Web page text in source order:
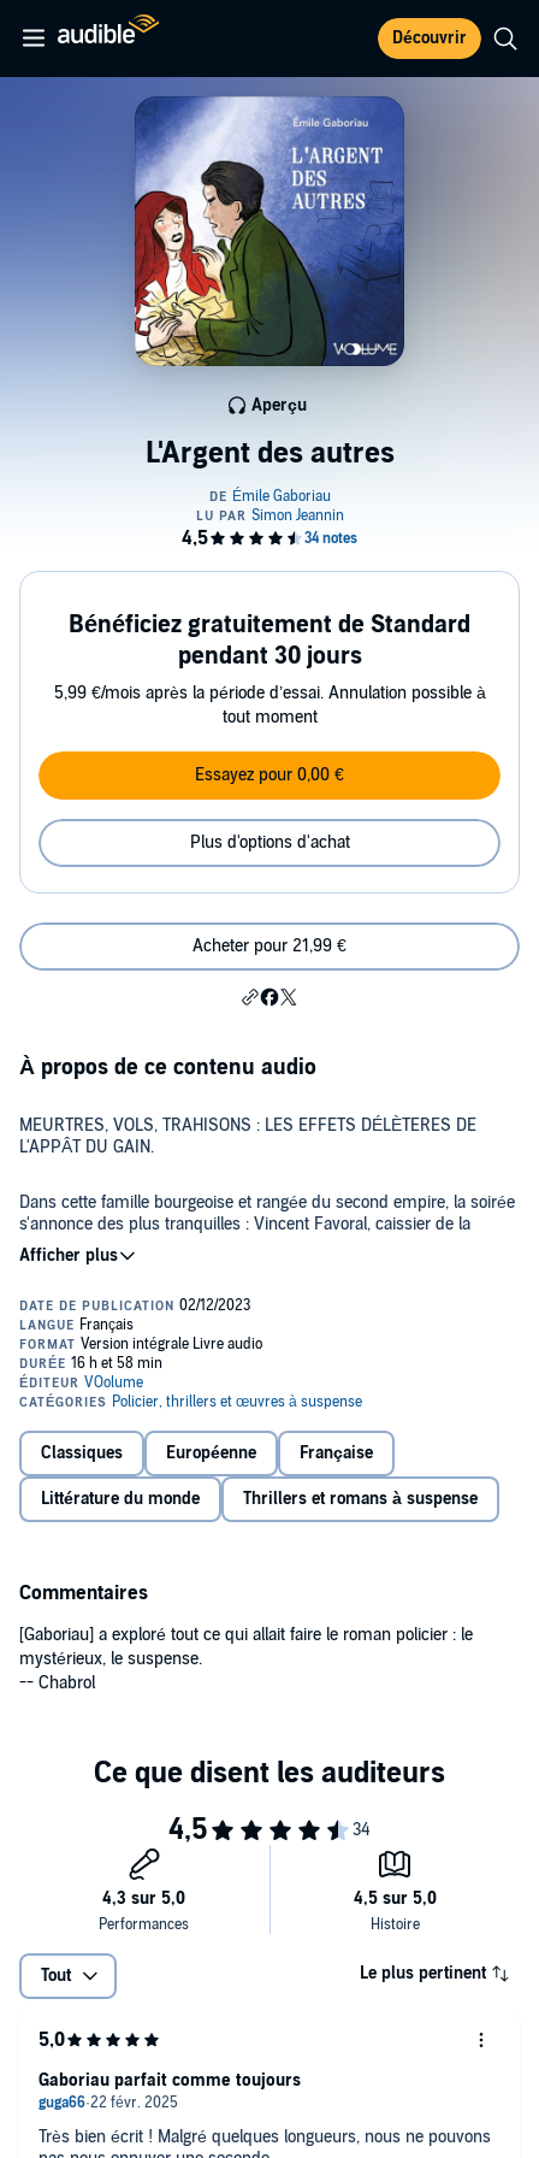
Découvrir
L'Argent des autres
Aperçu
Bénéficiez gratuitement de Standard
pendant 30 jours
5,99 €/mois après la période d’essai. Annulation possible à
tout moment
Essayez pour 0,00 €
Plus d'options d'achat
Acheter pour 21,99 €
À propos de ce contenu audio
MEURTRES, VOLS, TRAHISONS : LES EFFETS DÉLÈTERES DE
L'APPÂT DU GAIN.
Dans cette famille bourgeoise et rangée du second empire, la soirée
s'annonce des plus tranquilles : Vincent Favoral, caissier de la
banque Thaller, reçoit quelques habitués à dîner en famille.
Elle vire au drame lorsque Thaller fait irruption en accusant Favoral
de détournement de fonds.
Favoral paniqué, et encouragé par son patron à se soustraire à la
police, s'enfuit.
C'est la stupéfaction parmi les convives. Favoral passait en effet
pour un homme probe et ordonné, scrupuleux jusqu'à l'excès.
En marge des enquêtes de Monsieur Lecoq,L'Argent des autres
un roman judiciaire à la tonalité plus sociale, qui dénonce les
turpitudes et les excès de l'argent facile. Rebondissements, suspens
Classiques Européenne Française
Littérature du monde Thrillers et romans à suspense
Commentaires
[Gaboriau] a exploré tout ce qui allait faire le roman policier : le
mystérieux, le suspense.
-- Chabrol
Tout Le plus pertinent
Très bien écrit ! Malgré quelques longueurs, nous ne pouvons
Gaboriau parfait comme toujours